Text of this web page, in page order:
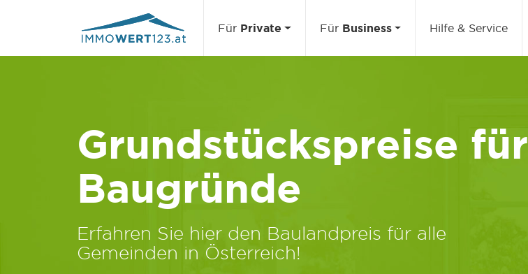
Für Private Für Business Hilfe & Service
Grundstückspreise für
Baugründe
Erfahren Sie hier den Baulandpreis für alle
Gemeinden in Österreich!